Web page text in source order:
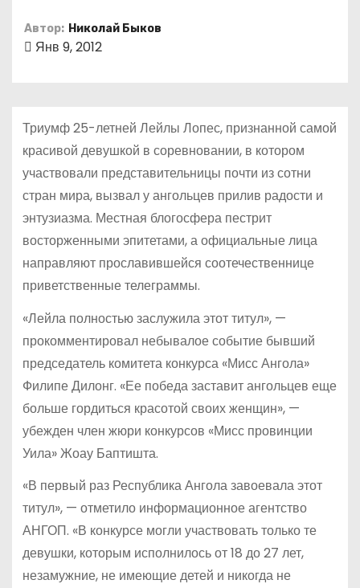
Автор: Николай Быков
Янв 9, 2012
Триумф 25-летней Лейлы Лопес, признанной самой
красивой девушкой в соревновании, в котором
участвовали представительницы почти из сотни
стран мира, вызвал у ангольцев прилив радости и
энтузиазма. Местная блогосфера пестрит
восторженными эпитетами, а официальные лица
направляют прославившейся соотечественнице
приветственные телеграммы.
«Лейла полностью заслужила этот титул», —
прокомментировал небывалое событие бывший
председатель комитета конкурса «Мисс Ангола»
Филипе Дилонг. «Ее победа заставит ангольцев еще
больше гордиться красотой своих женщин», —
убежден член жюри конкурсов «Мисс провинции
Уила» Жоау Баптишта.
«В первый раз Республика Ангола завоевала этот
титул», — отметило информационное агентство
АНГОП. «В конкурсе могли участвовать только те
девушки, которым исполнилось от 18 до 27 лет,
незамужние, не имеющие детей и никогда не